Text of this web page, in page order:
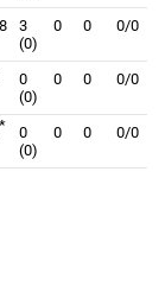
3
(0)
0 0 0/0
0
(0)
0 0 0/0
*
0
(0)
0 0 0/0